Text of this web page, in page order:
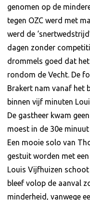
genomen op de
tegen OZC werd met
werd de
dagen zonder
drommels goed dat
rondom de Vecht. De
Brakert nam vanaf het
binnen vijf minuten
De gastheer kwam
moest in de 30e
Een mooie solo van
gestuit worden met
Louis Vijfhuizen
bleef volop de aanval
minderheid, vanwege